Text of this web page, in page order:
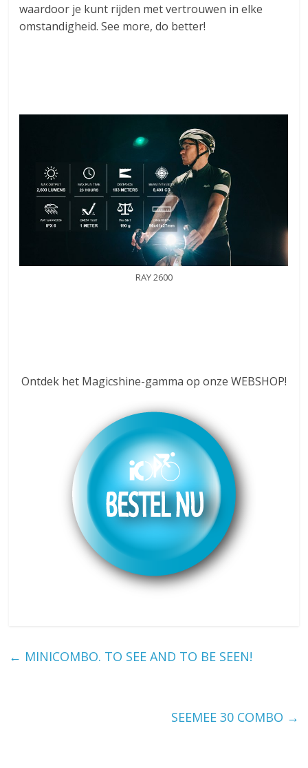
waardoor je kunt rijden met vertrouwen in elke
omstandigheid. See more, do better!
RAY 2600
Ontdek het Magicshine-gamma op onze WEBSHOP!
← MINICOMBO. TO SEE AND TO BE SEEN!
SEEMEE 30 COMBO →